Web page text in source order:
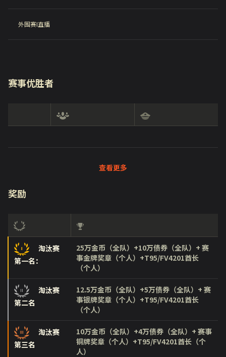
外围赛I直播
赛事优胜者
查看更多
奖励
淘汰赛
第一名：
25万金币（全队）+10万债券（全队）+ 赛
事金牌奖章（个人）+T95/FV4201酋长
（个人）
淘汰赛
第二名
12.5万金币（全队）+5万债券（全队）+ 赛
事银牌奖章（个人）+T95/FV4201酋长
（个人）
淘汰赛
第三名
10万金币（全队）+4万债券（全队）+ 赛事
铜牌奖章（个人）+T95/FV4201酋长（个
人）